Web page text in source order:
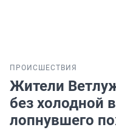
ПРОИСШЕСТВИЯ
Жители
без холодной
лопнувшего